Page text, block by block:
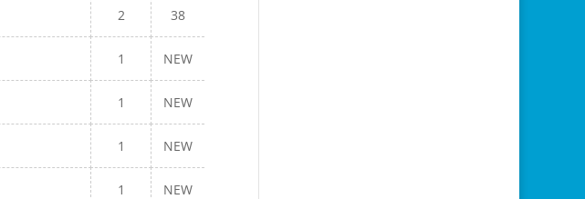
2 38
1 NEW
1 NEW
1 NEW
1 NEW